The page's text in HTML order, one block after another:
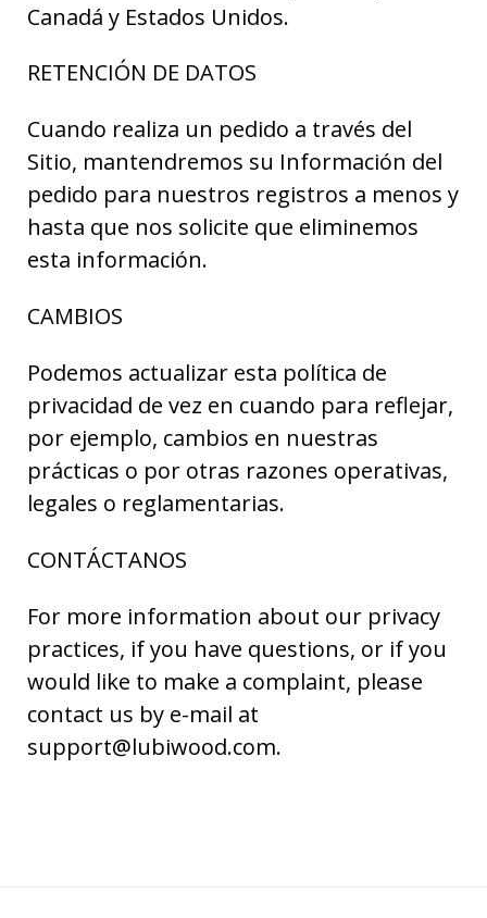
Canadá y Estados Unidos.
RETENCIÓN DE DATOS
Cuando realiza un pedido a través del
Sitio, mantendremos su Información del
pedido para nuestros registros a menos y
hasta que nos solicite que eliminemos
esta información.
CAMBIOS
Podemos actualizar esta política de
privacidad de vez en cuando para reflejar,
por ejemplo, cambios en nuestras
prácticas o por otras razones operativas,
legales o reglamentarias.
CONTÁCTANOS
For more information about our privacy
practices, if you have questions, or if you
would like to make a complaint, please
contact us by e-mail at
support@lubiwood.com.